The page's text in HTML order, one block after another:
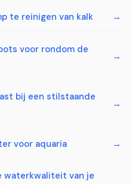
te reinigen van kalk
voor rondom de
bij een stilstaande
voor aquaria
waterkwaliteit van je